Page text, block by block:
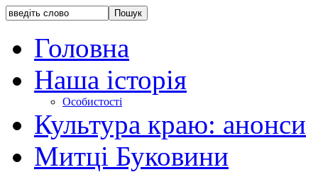
Головна
Наша історія
Особистості
Культура краю: анонси
Митці Буковини